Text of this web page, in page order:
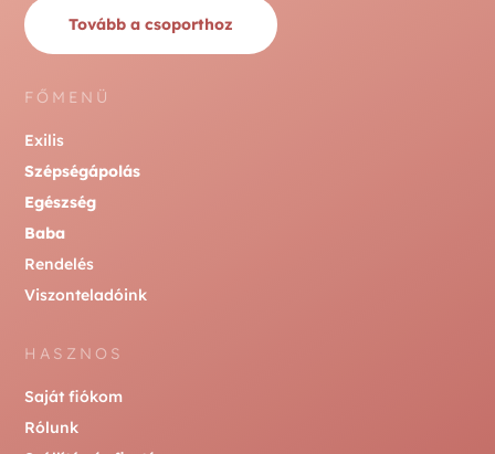
Tovább a csoporthoz
FŐMENÜ
Exilis
Szépségápolás
Egészség
Baba
Rendelés
Viszonteladóink
HASZNOS
Saját fiókom
Rólunk